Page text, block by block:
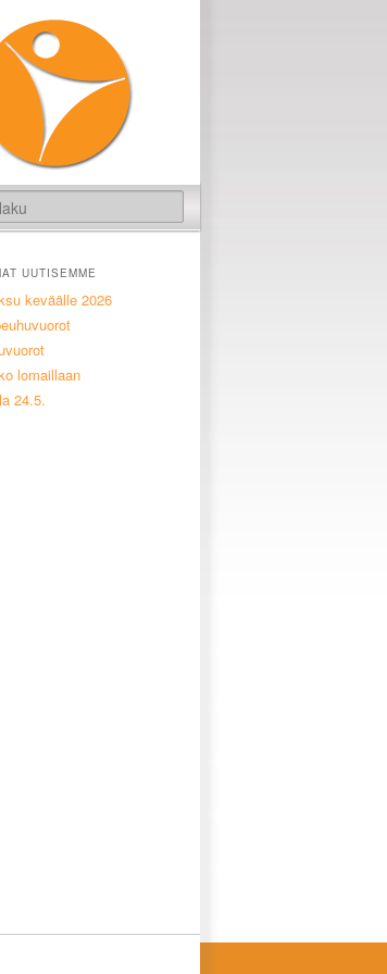
UUTISEMME
keväälle 2026
lomaillaan
24.5.